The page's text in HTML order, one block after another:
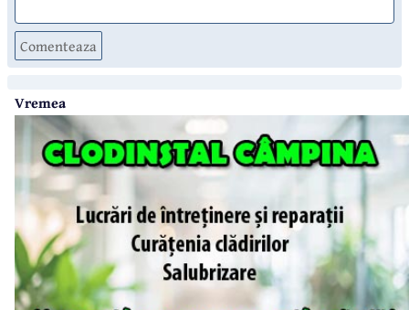
Comenteaza
Vremea